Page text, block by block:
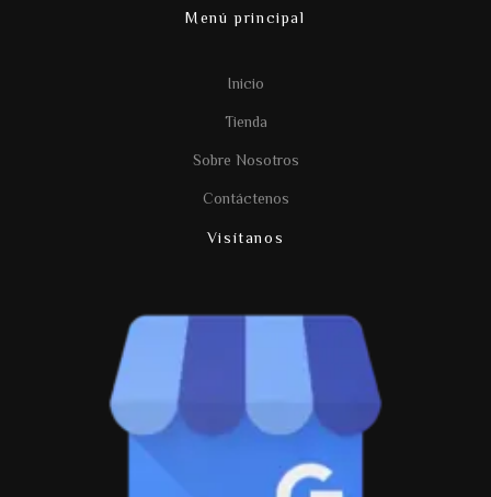
Menú principal
Inicio
Tienda
Sobre Nosotros
Contáctenos
Visítanos